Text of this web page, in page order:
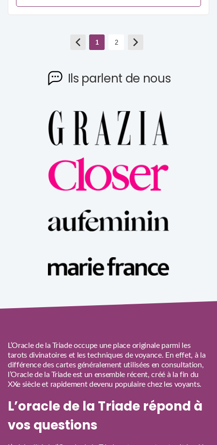
1 2
Ils parlent de nous
L’Oracle de la Triade occupe une place originale parmi les
tarots divinatoires et les techniques de voyance. En effet, à la
différence des cartes généralement utilisées en consultation,
l’Oracle de la Triade est un ensemble récent, créé à la fin du
XXe siècle et rapidement devenu populaire chez les voyants.
L’oracle de la Triade répond à
vos questions